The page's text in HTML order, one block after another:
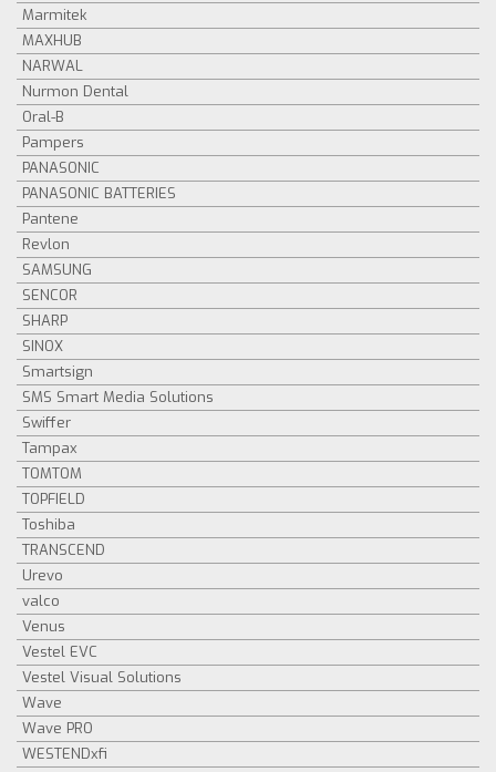
Marmitek
MAXHUB
NARWAL
Nurmon Dental
Oral-B
Pampers
PANASONIC
PANASONIC BATTERIES
Pantene
Revlon
SAMSUNG
SENCOR
SHARP
SINOX
Smartsign
SMS Smart Media Solutions
Swiffer
Tampax
TOMTOM
TOPFIELD
Toshiba
TRANSCEND
Urevo
valco
Venus
Vestel EVC
Vestel Visual Solutions
Wave
Wave PRO
WESTENDxfi